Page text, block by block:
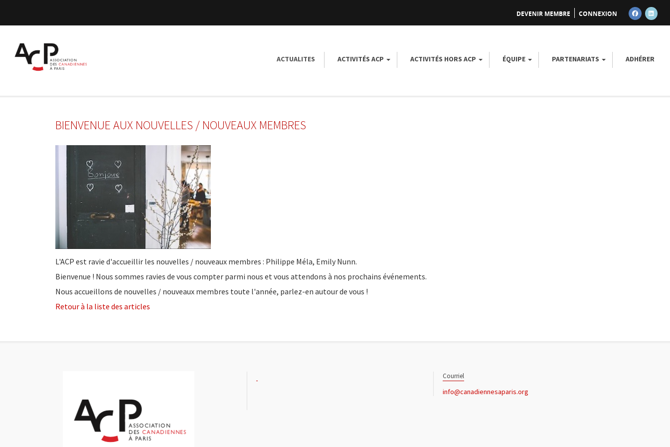
DEVENIR MEMBRE CONNEXION FACEBOOK
ACTUALITES ACTIVITÉS ACP ACTIVITÉS HORS ACP ÉQUIPE PARTENARIATS ADHÉRER
BIENVENUE AUX NOUVELLES / NOUVEAUX MEMBRES
L'ACP est ravie d'accueillir les nouvelles / nouveaux membres : Philippe Méla, Emily Nunn.
Bienvenue ! Nous sommes ravies de vous compter parmi nous et vous attendons à nos prochains événements.
Nous accueillons de nouvelles / nouveaux membres toute l'année, parlez-en autour de vous !
Retour à la liste des articles
Courriel
info@canadiennesaparis.org